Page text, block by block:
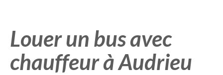
Louer un bus avec
chauffeur à Audrieu